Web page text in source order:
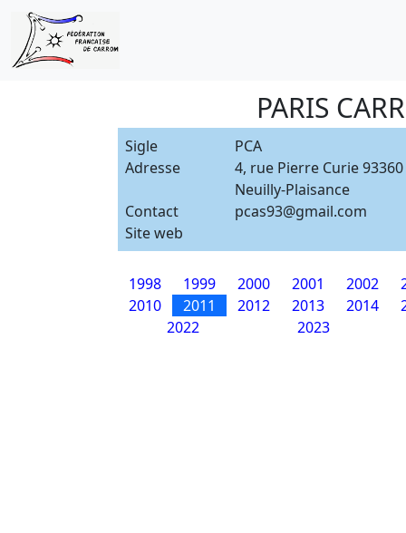
PARIS
Sigle
PCA
Adresse
4, rue Pierre Curie 93360
Neuilly-Plaisance
Contact
pcas93@gmail.com
Site web
1998 1999 2000 2001 2002
2010
2011 2012 2013 2014
2022
2023